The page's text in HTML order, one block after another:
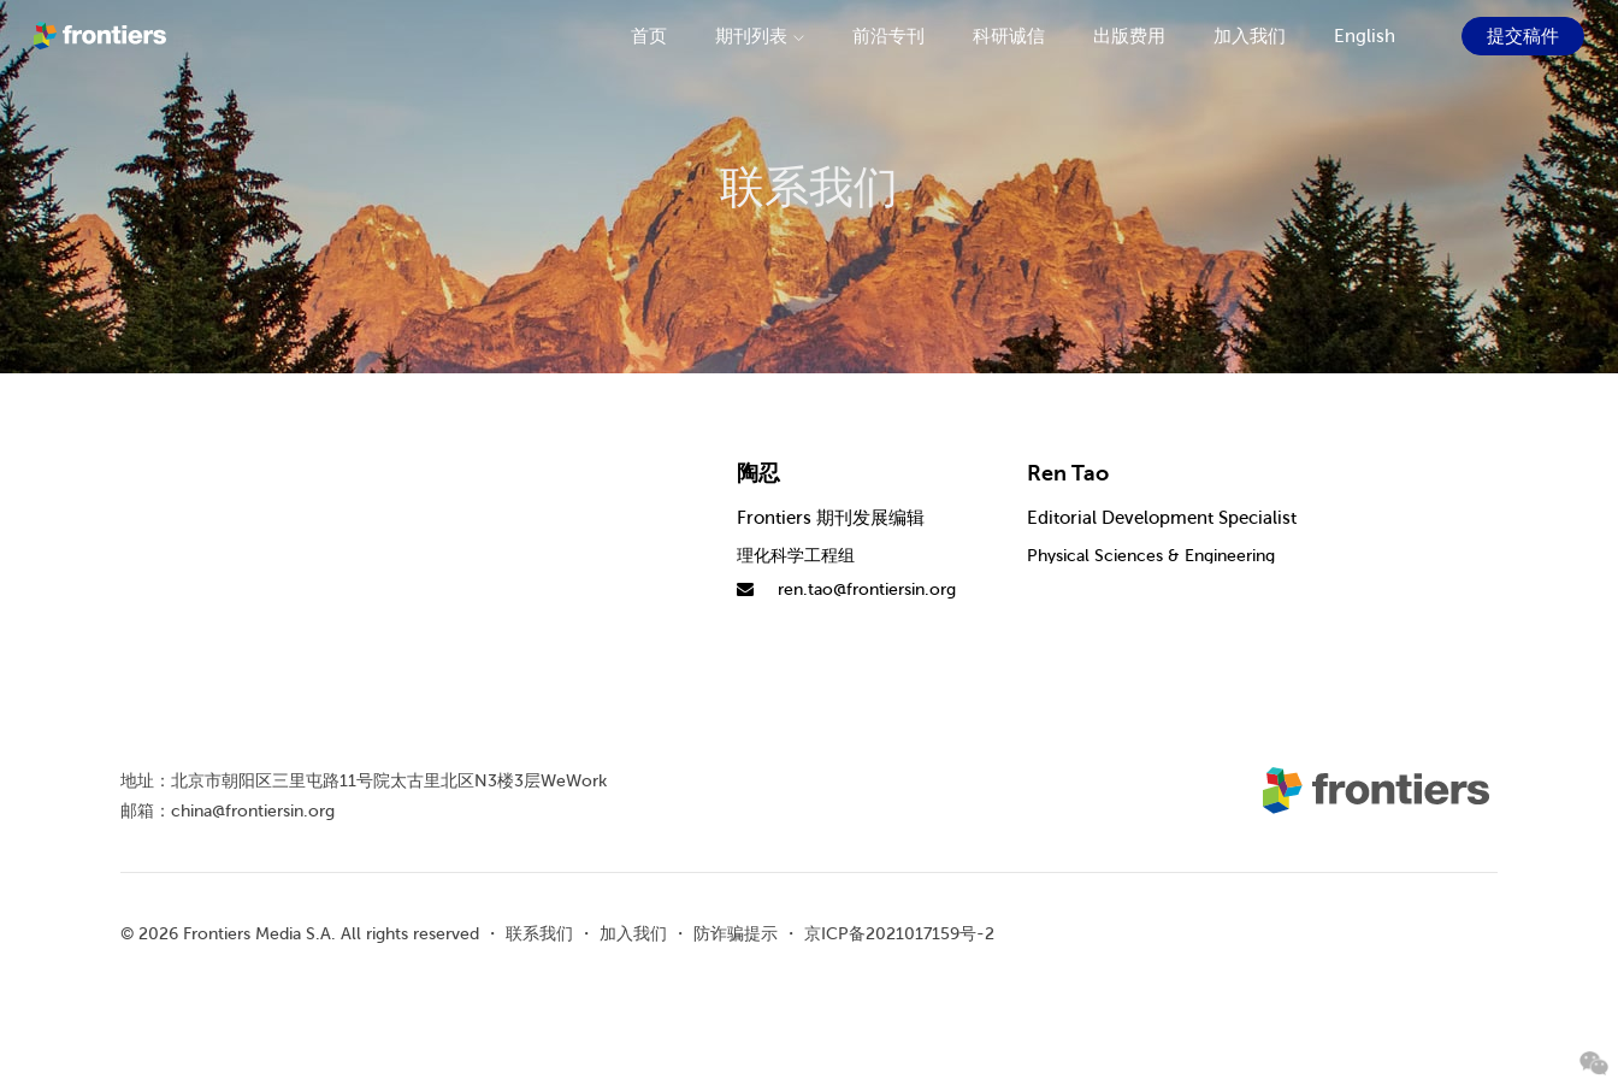
首页 期刊列表 前沿专刊 科研诚信 出版费用 加入我们 English 提交稿件
联系我们
陶忍
Frontiers 期刊发展编辑
理化科学工程组
Ren Tao
Editorial Development Specialist
Physical Sciences & Engineering
ren.tao@frontiersin.org
地址：北京市朝阳区三里屯路11号院太古里北区N3楼3层WeWork
邮箱： china@frontiersin.org
© 2026 Frontiers Media S.A. All rights reserved ・ 联系我们 ・ 加入我们 ・ 防诈骗提示 ・ 京ICP备2021017159号-2